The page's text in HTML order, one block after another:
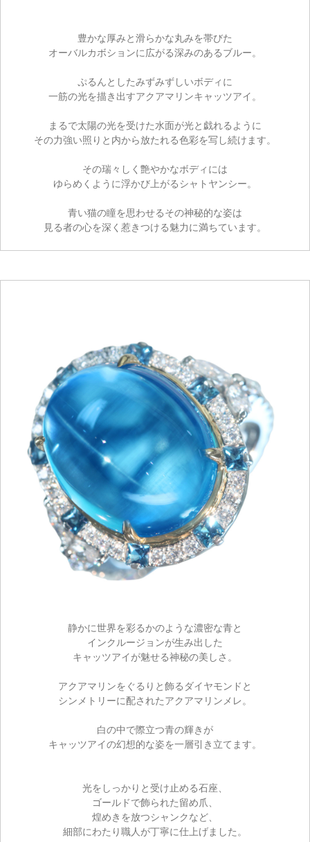
豊かな厚みと滑らかな丸みを帯びた
オーバルカボションに広がる深みのあるブルー。
ぷるんとしたみずみずしいボディに
一筋の光を描き出すアクアマリンキャッツアイ。
まるで太陽の光を受けた水面が光と戯れるように
その力強い照りと内から放たれる色彩を写し続けます。
その瑞々しく艶やかなボディには
ゆらめくように浮かび上がるシャトヤンシー。
青い猫の瞳を思わせるその神秘的な姿は
見る者の心を深く惹きつける魅力に満ちています。
静かに世界を彩るかのような濃密な青と
インクルージョンが生み出した
キャッツアイが魅せる神秘の美しさ。
アクアマリンをぐるりと飾るダイヤモンドと
シンメトリーに配されたアクアマリンメレ。
白の中で際立つ青の輝きが
キャッツアイの幻想的な姿を一層引き立てます。
光をしっかりと受け止める石座、
ゴールドで飾られた留め爪、
煌めきを放つシャンクなど、
細部にわたり職人が丁寧に仕上げました。